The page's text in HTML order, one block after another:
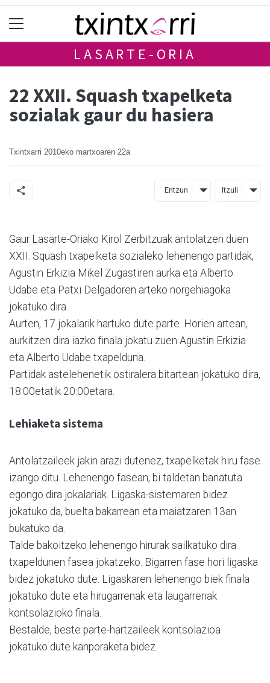
LASARTE-ORIA
22 XXII. Squash txapelketa
sozialak gaur du hasiera
Txintxarri 2010eko martxoaren 22a
Entzun Itzuli
Gaur Lasarte-Oriako Kirol Zerbitzuak antolatzen duen
XXII. Squash txapelketa sozialeko lehenengo partidak,
Agustin Erkizia Mikel Zugastiren aurka eta Alberto
Udabe eta Patxi Delgadoren arteko norgehiagoka
jokatuko dira.
Aurten, 17 jokalarik hartuko dute parte. Horien artean,
aurkitzen dira iazko finala jokatu zuen Agustin Erkizia
eta Alberto Udabe txapelduna.
Partidak astelehenetik ostiralera bitartean jokatuko dira,
18:00etatik 20:00etara.
Lehiaketa sistema
Antolatzaileek jakin arazi dutenez, txapelketak hiru fase
izango ditu. Lehenengo fasean, bi taldetan banatuta
egongo dira jokalariak. Ligaska-sistemaren bidez
jokatuko da, buelta bakarrean eta maiatzaren 13an
bukatuko da.
Talde bakoitzeko lehenengo hirurak sailkatuko dira
txapeldunen fasea jokatzeko. Bigarren fase hori ligaska
bidez jokatuko dute. Ligaskaren lehenengo biek finala
jokatuko dute eta hirugarrenak eta laugarrenak
kontsolazioko finala.
Bestalde, beste parte-hartzaileek kontsolazioa
jokatuko dute kanporaketa bidez.